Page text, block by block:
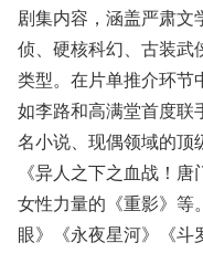
剧集内容，涵盖严肃文
侦、硬核科幻、古装武
类型。在片单推介环节
如李路和高满堂首度联
名小说、现偶领域的顶
《异人之下之血战！
女性力量的《重影》等
眼》《永夜星河》《